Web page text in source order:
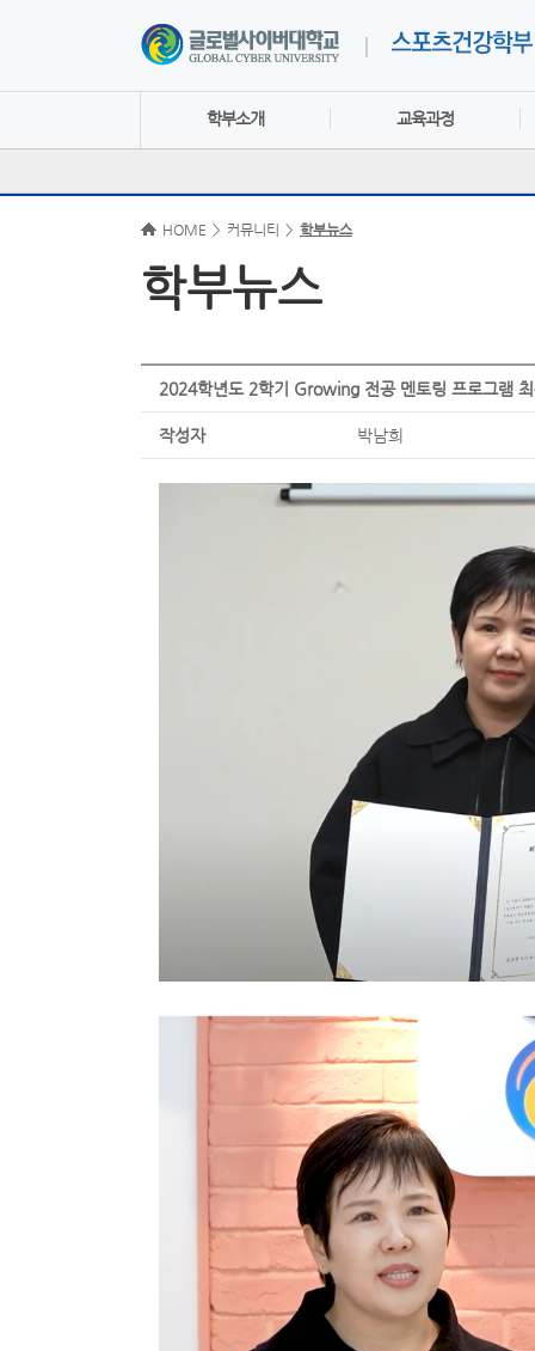
학부소개 교육과정
HOME > 커뮤니티 > 학부뉴스
학부뉴스
2024학년도 2학기 Growing 전공 멘토링 프로그램
작성자 박남희